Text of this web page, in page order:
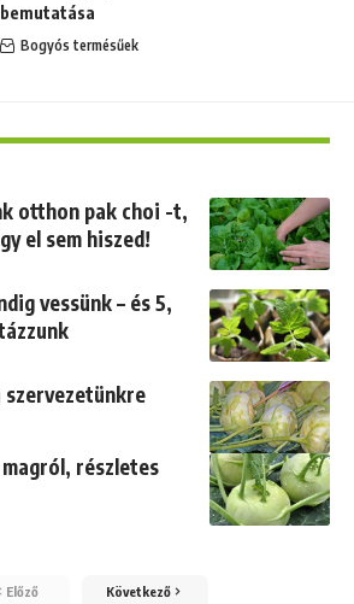
bemutatása
Bogyós termésűek
otthon pak choi -t,
el sem hiszed!
vessünk – és 5,
szervezetünkre
részletes
Előző Következő